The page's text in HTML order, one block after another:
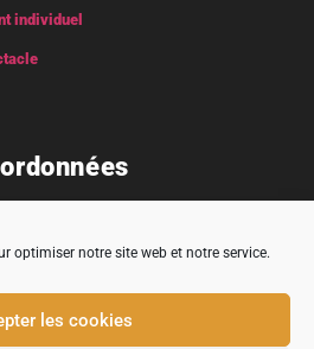
optimiser notre site web et notre service.
les cookies
individuel
32430 Cologne